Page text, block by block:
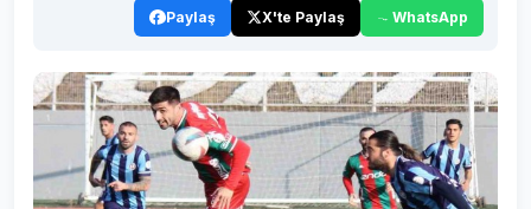
Paylaş X'te Paylaş WhatsApp